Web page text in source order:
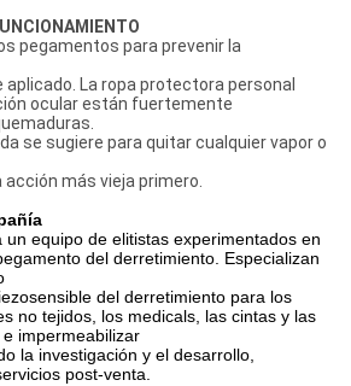
pegamentos para prevenir la
aplicado. La ropa protectora personal
ocular están fuertemente
se sugiere para quitar cualquier vapor o
acción más vieja primero.
equipo de elitistas experimentados en
del derretimiento. Especializan
del derretimiento para los
no tejidos, los medicals, las cintas y las
impermeabilizar
la investigación y el desarrollo,
post-venta.